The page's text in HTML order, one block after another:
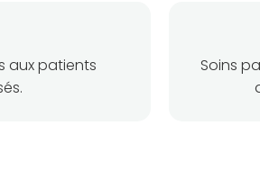
aux patients
Soins